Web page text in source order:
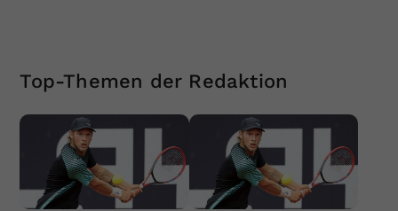
Top-Themen der Redaktion